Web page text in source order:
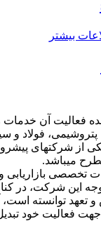
بیشتر
فعالیت آن خدمات
پتروشیمی، فولاد و
از شرکتهای پیشرو
میباشد.
تخصصی بازاریابی و
این شرکت، در
تعهد توانسته است،
فعالیت خود